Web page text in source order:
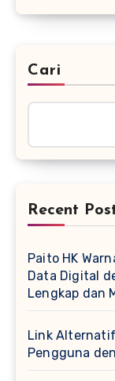
Cari
Recent
Paito HK
Data Digital
Lengkap dan
Link
Pengguna